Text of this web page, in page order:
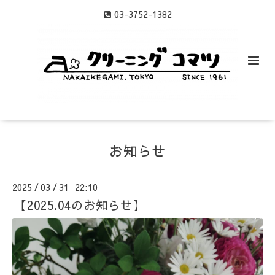
03-3752-1382
お知らせ
2025 /03 /31 22:10
【2025.04のお知らせ】